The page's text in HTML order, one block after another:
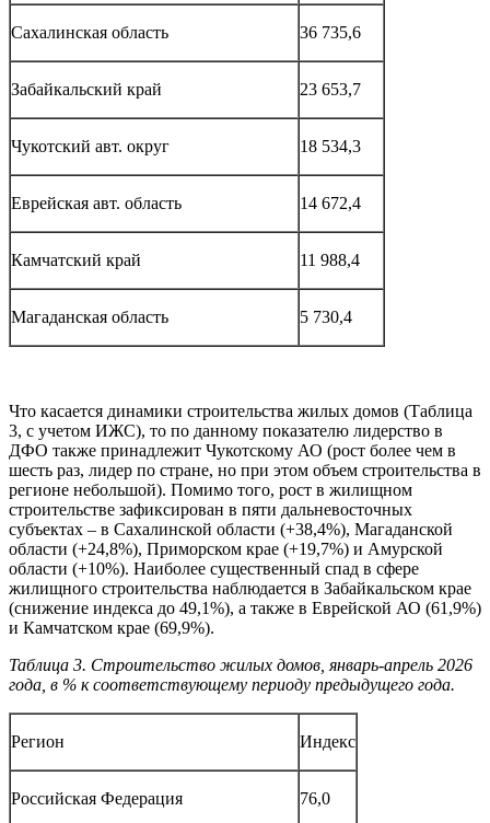
Сахалинская область 36 735,6
Забайкальский край 23 653,7
Чукотский авт. округ 18 534,3
Еврейская авт. область 14 672,4
Камчатский край 11 988,4
Магаданская область 5 730,4
Что касается динамики строительства жилых домов (Таблица
3, с учетом ИЖС), то по данному показателю лидерство в
ДФО также принадлежит Чукотскому АО (рост более чем в
шесть раз, лидер по стране, но при этом объем строительства в
регионе небольшой). Помимо того, рост в жилищном
строительстве зафиксирован в пяти дальневосточных
субъектах – в Сахалинской области (+38,4%), Магаданской
области (+24,8%), Приморском крае (+19,7%) и Амурской
области (+10%). Наиболее существенный спад в сфере
жилищного строительства наблюдается в Забайкальском крае
(снижение индекса до 49,1%), а также в Еврейской АО (61,9%)
и Камчатском крае (69,9%).
Таблица 3. Строительство жилых домов, январь-апрель 2026
года, в % к соответствующему периоду предыдущего года.
Регион Индекс
Российская Федерация 76,0